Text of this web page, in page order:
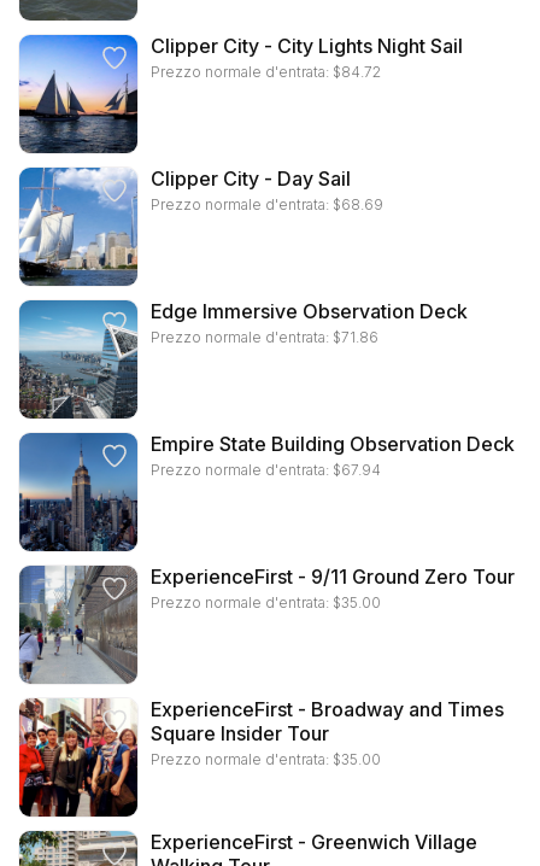
Clipper City - City Lights Night Sail
Prezzo normale d'entrata: $84.72
Clipper City - Day Sail
Prezzo normale d'entrata: $68.69
Edge Immersive Observation Deck
Prezzo normale d'entrata: $71.86
Empire State Building Observation Deck
Prezzo normale d'entrata: $67.94
ExperienceFirst - 9/11 Ground Zero Tour
Prezzo normale d'entrata: $35.00
ExperienceFirst - Broadway and Times
Square Insider Tour
Prezzo normale d'entrata: $35.00
ExperienceFirst - Greenwich Village